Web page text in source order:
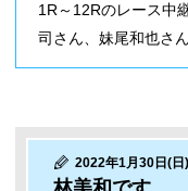
1R～12Rのレース中
司さん、妹尾和也さ
2022年1月30日(